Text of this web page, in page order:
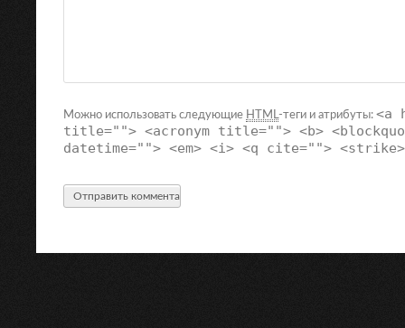
Можно использовать следующие HTML-теги и атрибуты: <a
title=""> <acronym title=""> <b>
datetime=""> <em> <i> <q cite="">